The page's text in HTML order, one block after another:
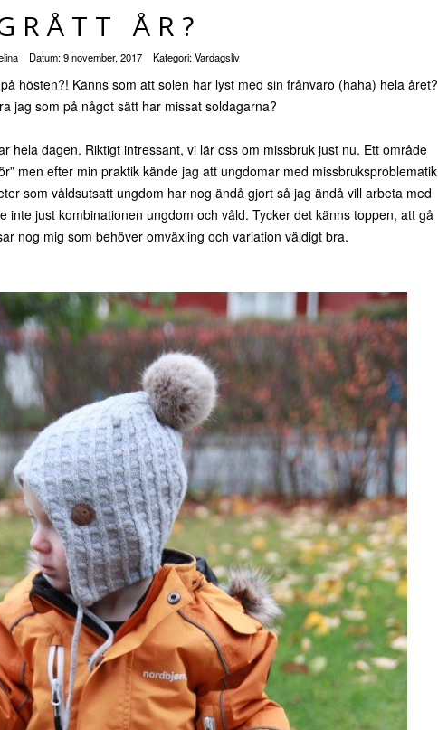
ÅR?
Datum:9 november, 2017 Kategori:Vardagsliv
hösten?! Känns som att solen har lyst med sin frånvaro (haha) hela året?
jag som på något sätt har missat soldagarna?
hela dagen. Riktigt intressant, vi lär oss om missbruk just nu. Ett område
men efter min praktik kände jag att ungdomar med missbruksproblematik
som våldsutsatt ungdom har nog ändå gjort så jag ändå vill arbeta med
inte just kombinationen ungdom och våld. Tycker det känns toppen, att gå
nog mig som behöver omväxling och variation väldigt bra.